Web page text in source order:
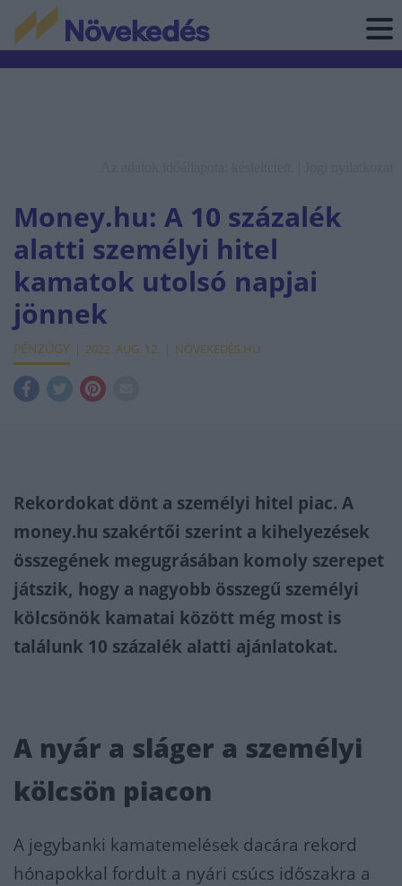
Money.hu: A 10 százalék
alatti személyi hitel
kamatok utolsó napjai
jönnek
PÉNZÜGY 2022. AUG. 12. NÖVEKEDÉS.HU
Rekordokat dönt a személyi hitel piac. A
money.hu szakértői szerint a kihelyezések
összegének megugrásában komoly szerepet
játszik, hogy a nagyobb összegű személyi
kölcsönök kamatai között még most is
találunk 10 százalék alatti ajánlatokat.
A nyár a sláger a személyi
kölcsön piacon
A jegybanki kamatemelések dacára rekord
hónapokkal fordult a nyári csúcs időszakra a